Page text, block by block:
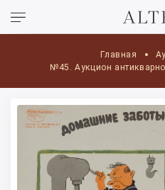
Главная
№45. Аукцион